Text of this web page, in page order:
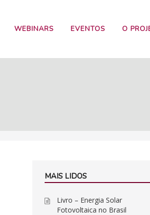
WEBINARS EVENTOS O
MAIS LIDOS
Livro – Energia Solar
Fotovoltaica no Brasil